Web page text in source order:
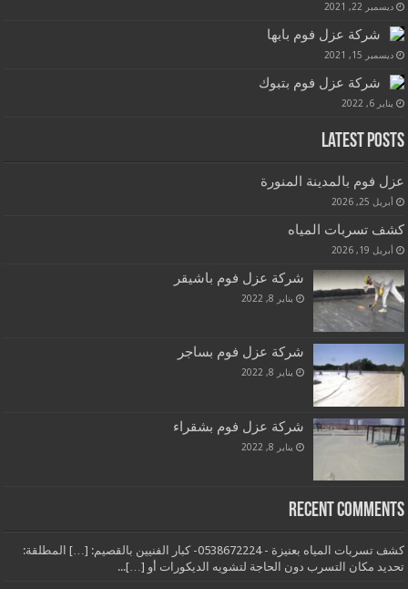
ديسمبر 22, 2021
شركة عزل فوم بابها
ديسمبر 15, 2021
شركة عزل فوم بتبوك
يناير 6, 2022
Latest Posts
عزل فوم بالمدينة المنورة
أبريل 25, 2026
كشف تسربات المياه
أبريل 19, 2026
شركة عزل فوم باشيقر
يناير 8, 2022
شركة عزل فوم بساجر
يناير 8, 2022
شركة عزل فوم بشقراء
يناير 8, 2022
Recent Comments
كشف تسربات المياه بعنيزة - 0538672224- كبار الفنيين بالقصيم: […] المطلقة:
تحديد مكان التسرب دون الحاجة لتشويه الديكورات أو […]...